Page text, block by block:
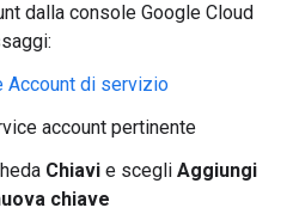
dalla console Google Cloud
Account di servizio
account pertinente
Chiavi e scegli Aggiungi
chiave